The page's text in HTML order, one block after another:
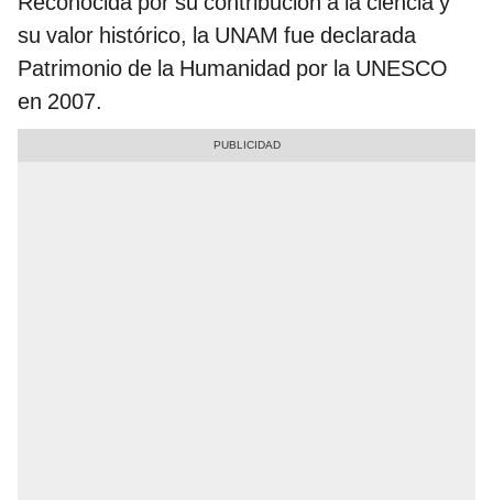
su valor histórico, la UNAM fue declarada
Patrimonio de la Humanidad por la UNESCO
en 2007.